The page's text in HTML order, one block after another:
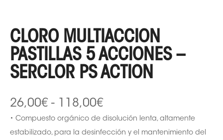
CLORO MULTIACCION
PASTILLAS 5 ACCIONES –
SERCLOR PS ACTION
26,00€ - 118,00€
• Compuesto orgánico de disolución lenta, altamente
estabilizado, para la desinfección y el mantenimiento del